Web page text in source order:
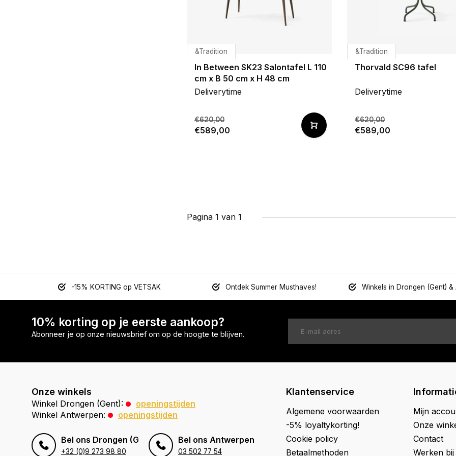
&Tradition
In Between SK23 Salontafel L 110
cm x B 50 cm x H 48 cm
Deliverytime
€620,00
€589,00
&Tradition
Thorvald SC96 tafel
Deliverytime
€620,00
€589,00
Pagina 1 van 1
-15% KORTING op VETSAK Ontdek Summer Musthaves! Winkels in Drongen (Gent)
10% korting op je eerste aankoop?
Abonneer je op onze nieuwsbrief om op de hoogte te blijven.
Onze winkels
Winkel Drongen (Gent):
openingstijden
Winkel Antwerpen:
openingstijden
Bel ons Drongen (Gent)
+32 (0)9 273 98 80
Bel ons Antwerpen
03 502 77 54
Klantenservice
Algemene voorwaarden
-5% loyaltykorting!
Cookie policy
Betaalmethoden
Mijn
Onze
Contact
Werken bij